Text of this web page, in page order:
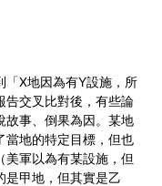
「X地因為有Y設施，所
告交叉比對後，有些論
故事、倒果為因。某地
當地的特定目標，但也
美軍以為有某設施，但
是甲地，但其實是乙